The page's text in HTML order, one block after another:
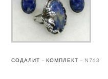
СОДАЛИТ – КОМПЛЕКТ – N763